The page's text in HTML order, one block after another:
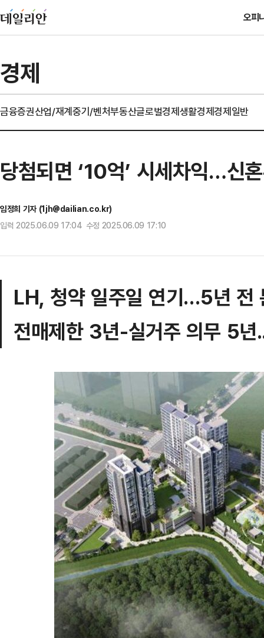
오피
경제
금융증권산업/재계중기/벤처부동산글로벌경제생활경제경제일반
당첨되면 ‘10억’ 시세차익…신
임정희 기자 (1jh@dailian.co.kr)
입력 2025.06.09 17:04 수정 2025.06.09 17:10
LH, 청약 일주일 연기…5년 전
전매제한 3년-실거주 의무 5